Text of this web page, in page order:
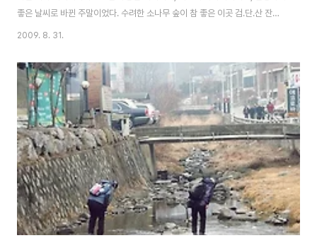
좋은 날씨로 바뀐 주말이었다. 수려한 소나무 숲이 참 좋은 이곳 검.단.산 잔잔
히 흐르는 한강의 상류와 수도권의 젖줄격 호수인 팔당댐이 만나 공존하는 분
새 내린 비 때문에 정상에 올라서서 내려다 보이는 팔당호에 자욱히 내려앉은
안개와 피어오르는 운무의 주변 산자락은 한폭의 동양화를 연출하고 있었다.
긴 팔소매를 챙겨 입고 나왔지만, 앉아 땀을 식히는 정상에서는 가벼운 점퍼를
걸쳐야 할 만큼 선선해진 날씨.. 그 사이 우연히 하늘에 빛내림도 만날 수 있었
다. 멋진 빛내림을 ..
2009. 8. 31.